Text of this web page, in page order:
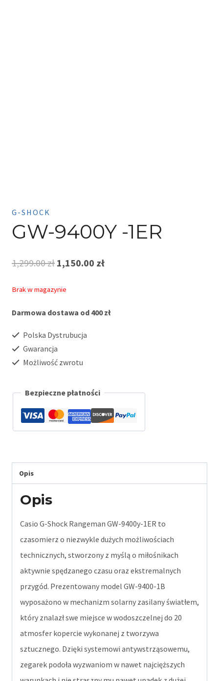
G-SHOCK
GW-9400Y -1ER
1,299.00zł Pierwotna
1,150.00 złAktualna
Brak w magazynie
Darmowa dostawa od 400 zł
Polska Dystrubucja
Gwarancja
Możliwość zwrotu
Bezpieczne płatności
Opis
Opis
Casio G-Shock Rangeman GW-9400y-1ER to
czasomierz o niezwykle dużych możliwościach
technicznych, stworzony z myślą o miłośnikach
aktywnie spędzanego czasu oraz ekstremalnych
przygód. Prezentowany model GW-9400-1B
wyposażono w mechanizm solarny zasilany światłem,
który znalazł swe miejsce w wodoszczelnej do 20
atmosfer kopercie wykonanej z tworzywa
sztucznego. Dzięki systemowi antywstrząsowemu,
zegarek podoła wyzwaniom w nawet najcięższych